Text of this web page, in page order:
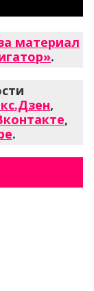
материал
.
,
,
.